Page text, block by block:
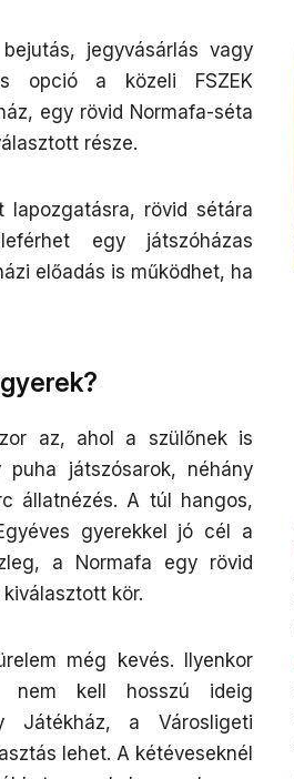
jegyvásárlás vagy
opció a közeli FSZEK
egy rövid Normafa-séta
része.
rövid sétára
egy játszóházas
előadás is működhet, ha
az, ahol a szülőnek is
játszósarok, néhány
állatnézés. A túl hangos,
gyerekkel jó cél a
a Normafa egy rövid
kör.
még kevés. Ilyenkor
nem kell hosszú ideig
Játékház, a Városligeti
lehet. A kétéveseknél